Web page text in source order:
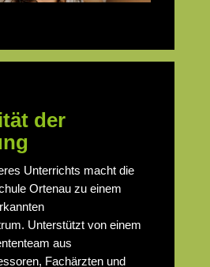
der
Unterrichts macht die
Ortenau zu einem
Unterstützt von einem
aus
Fachärzten und